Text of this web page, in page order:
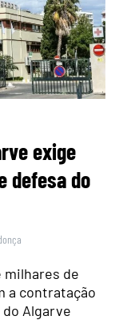
exige
defesa do
milhares de
a contratação
Algarve